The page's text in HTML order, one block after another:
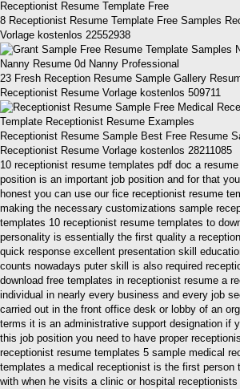
8 Receptionist Resume Template Free Samples
Vorlage kostenlos 22552938
23 Fresh Reception Resume Sample Gallery
Receptionist Resume Vorlage kostenlos 509711
Receptionist Resume Sample Best Free Resume
Receptionist Resume Vorlage kostenlos 28211085
10 receptionist resume templates pdf doc a
position is an important job position and for that
honest you can use our fice receptionist resume
making the necessary customizations sample
templates 10 receptionist resume templates to
personality is essentially the first quality a
quick response excellent presentation skill
counts nowadays puter skill is also required
download free templates in receptionist resume a
individual in nearly every business and every job
carried out in the front office desk or lobby of an
terms it is an administrative support designation if
this job position you need to have proper
receptionist resume templates 5 sample medical
templates a medical receptionist is the first person
with when he visits a clinic or hospital receptionists